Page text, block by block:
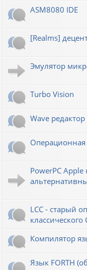
ASM8080 IDE
[Realms]
Эмулятор
Turbo Vision
Wave редактор
Операционная
PowerPC
LCC - старый
классического
Компилятор
Язык FORTH